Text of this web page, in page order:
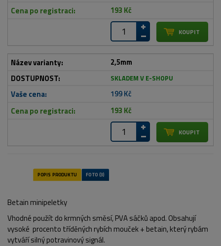
193 Kč
2,5mm
SKLADEM V E-SHOPU
199 Kč
193 Kč
Betain minipeletky
Vhodné použít do krmných směsí, PVA sáčků apod. Obsahují
vysoké procento tříděných rybích mouček + betain, který rybám
vytváří silný potravinový signál.